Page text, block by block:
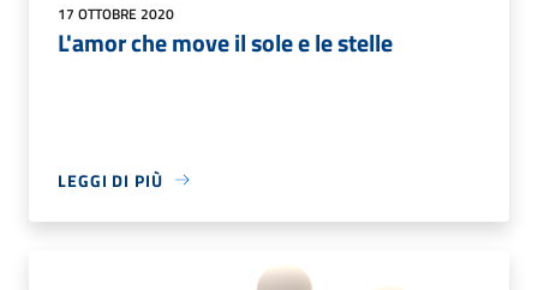
17 OTTOBRE 2020
L'amor che move il sole e le stelle
LEGGI DI PIÙ